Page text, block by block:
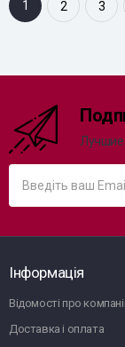
1 2 3
Лучшие
Інформація
Відомості про
Доставка і оплата